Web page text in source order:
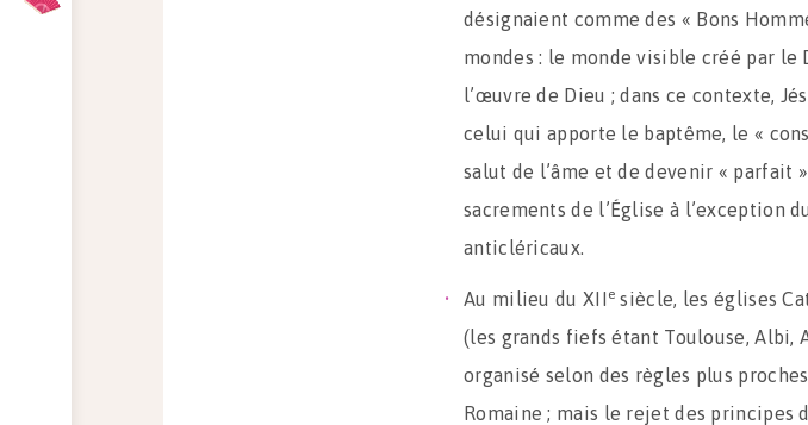
désignaient comme des « Bons
mondes : le monde visible créé par
l’œuvre de Dieu ; dans ce contexte,
celui qui apporte le baptême, le «
salut de l’âme et de devenir « parfait
sacrements de l’Église à l’exception
anticléricaux.
Au milieu du XII e siècle, les églises
(les grands fiefs étant Toulouse, Albi,
organisé selon des règles plus
Romaine ; mais le rejet des principes